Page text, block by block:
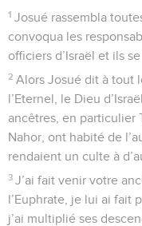
1 Josué rassembla
convoqua les
officiers d’Israël et ils
2 Alors Josué dit à tout
l’Eternel, le Dieu
ancêtres, en particulier
Nahor, ont habité de
rendaient un culte à
3 J’ai fait venir votre
l’Euphrate, je lui ai fait
j’ai multiplié ses